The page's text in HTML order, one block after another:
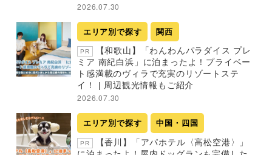
2026.07.30
エリア別で探す 関西
PR
【和歌山】「わんわんパラダイス プレ
ミア 南紀白浜」に泊まったよ！プライベー
ト感満載のヴィラで充実のリゾートステ
イ！ | 周辺観光情報もご紹介
2026.07.30
エリア別で探す 中国・四国
PR
【香川】「アパホテル〈高松空港〉」